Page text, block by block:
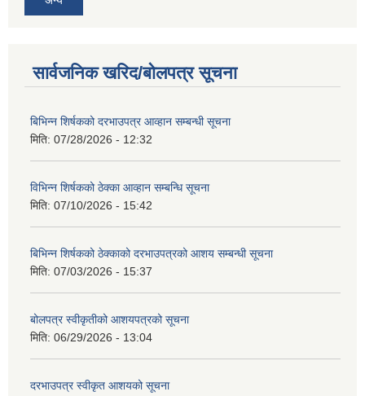
सार्वजनिक खरिद/बोलपत्र सूचना
बिभिन्‍न शिर्षकको दरभाउपत्र आव्हान सम्बन्धी सूचना
मिति: 07/28/2026 - 12:32
विभिन्न शिर्षकको ठेक्का आव्हान सम्बन्धि सूचना
मिति: 07/10/2026 - 15:42
बिभिन्‍न शिर्षकको ठेक्काको दरभाउपत्रको आशय सम्बन्धी सूचना
मिति: 07/03/2026 - 15:37
बोलपत्र स्वीकृतीको आशयपत्रको सूचना
मिति: 06/29/2026 - 13:04
दरभाउपत्र स्वीकृत आशयको सूचना